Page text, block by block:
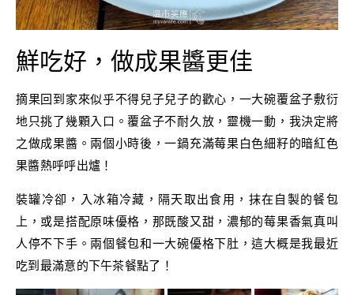
鮮吃好，做成果醬更佳
摘果回到家來似乎不得兒子兒子的歡心，一大碗覆盆子敷衍
地只挑了幾顆入口。覆盆子不耐久放，靈機一動，我決定將
之做成果醬。兩個小時後，一鍋充滿莓果白色細籽的暗紅色
果醬熱呼呼出爐！
裝罐冷卻，入冰箱冷藏，隔天取出食用，抹在自製的餐包
上，或是搭配原味優格，那既酸又甜，濃郁的莓果香氣真叫
人停不下手。兩個餐包和一大碗優格下肚，這大概是我最近
吃到最滿意的下午茶餐點了！